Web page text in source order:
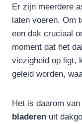
Er zijn meerdere
laten voeren. Om
een dak cruciaal
moment dat het
viezigheid op ligt,
geleid worden,
Het is daarom van
bladeren uit